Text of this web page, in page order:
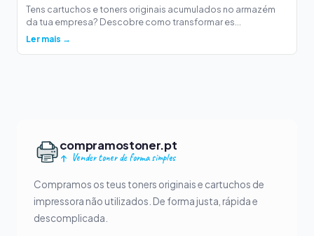
Tens cartuchos e toners originais acumulados no armazém
da tua empresa? Descobre como transformar es...
Ler mais →
compramostoner.pt
Vender toner de forma simples
Compramos os teus toners originais e cartuchos de
impressora não utilizados. De forma justa, rápida e
descomplicada.